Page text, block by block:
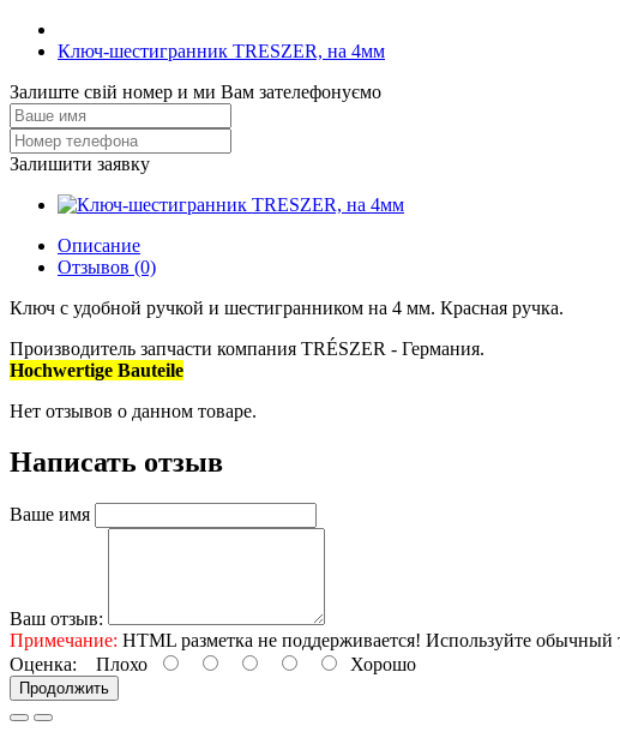
Ключ-шестигранник TRESZER, на 4мм
Залиште свій номер и ми Вам зателефонуємо
Залишити заявку
Описание
Отзывов (0)
Ключ c удобной ручкой и шестигранником на 4 мм. Красная ручка.
Производитель запчасти компания TRÉSZER - Германия.
Hochwertige Bauteile
Нет отзывов о данном товаре.
Написать отзыв
Ваше имя
Ваш отзыв:
Примечание: HTML разметка не поддерживается! Используйте обычный
Оценка: Плохо Хорошо
Продолжить